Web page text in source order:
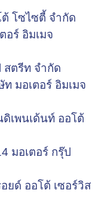
โซไซตี้ จำกัด
อร์ อิมเมจ
สตรีท จำกัด
มอเตอร์ อิมเมจ
เพนเด้นท์ ออโต้
มอเตอร์ กรุ๊ป
ยด์ ออโต้ เซอร์วิส